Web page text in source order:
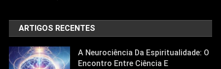
ARTIGOS RECENTES
A Neurociência Da Espiritualidade: O
Encontro Entre Ciência E